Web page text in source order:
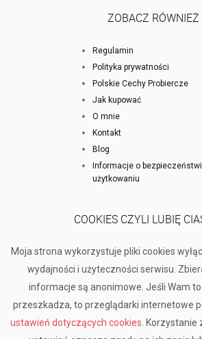
ZOBACZ RÓWNIEŻ
Regulamin
Polityka prywatności
Polskie Cechy Probiercze
Jak kupować
O mnie
Kontakt
Blog
Informacje o
użytkowaniu
COOKIES CZYLI LUBIĘ
Moja strona wykorzystuje pliki cookies
wydajności i użyteczności serwisu.
informacje są anonimowe. Jeśli Wam
przeszkadza, to przeglądarki internetowe
ustawień dotyczących cookies .